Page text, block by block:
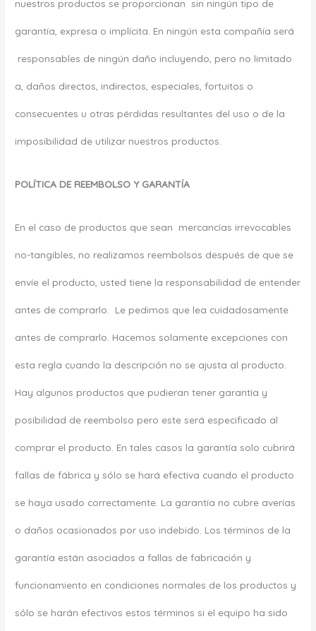
nuestros productos se proporcionan sin ningún tipo de
garantía, expresa o implícita. En ningún esta compañía será
responsables de ningún daño incluyendo, pero no limitado
a, daños directos, indirectos, especiales, fortuitos o
consecuentes u otras pérdidas resultantes del uso o de la
imposibilidad de utilizar nuestros productos.
POLÍTICA DE REEMBOLSO Y GARANTÍA
En el caso de productos que sean mercancías irrevocables
no-tangibles, no realizamos reembolsos después de que se
envíe el producto, usted tiene la responsabilidad de entender
antes de comprarlo. Le pedimos que lea cuidadosamente
antes de comprarlo. Hacemos solamente excepciones con
esta regla cuando la descripción no se ajusta al producto.
Hay algunos productos que pudieran tener garantía y
posibilidad de reembolso pero este será especificado al
comprar el producto. En tales casos la garantía solo cubrirá
fallas de fábrica y sólo se hará efectiva cuando el producto
se haya usado correctamente. La garantía no cubre averías
o daños ocasionados por uso indebido. Los términos de la
garantía están asociados a fallas de fabricación y
funcionamiento en condiciones normales de los productos y
sólo se harán efectivos estos términos si el equipo ha sido